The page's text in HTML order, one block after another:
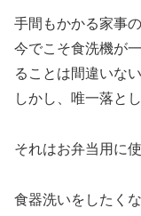
手間もかかる家事
今でこそ食洗機が
ることは間違いない
しかし、唯一落と
それはお弁当用に
食器洗いをしたく